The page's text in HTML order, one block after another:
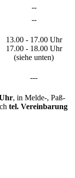
--
--
13.00 - 17.00 Uhr
17.00 - 18.00 Uhr
(siehe unten)
---
, in Melde-, Paß-
tel. Vereinbarung